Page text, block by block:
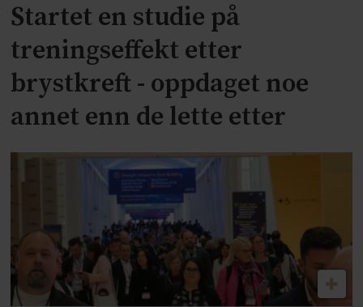
Startet en studie på
treningseffekt etter
brystkreft - oppdaget noe
annet enn de lette etter